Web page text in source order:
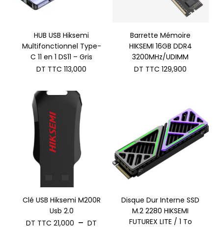
HUB USB Hiksemi
Multifonctionnel Type-
C 11 en 1 DS11 – Gris
DT TTC 113,000
Barrette Mémoire
HIKSEMI 16GB DDR4
3200MHz/UDIMM
DT TTC 129,900
Clé USB Hiksemi M200R
Usb 2.0
DT TTC 21,000 – DT
Disque Dur Interne SSD
M.2 2280 HIKSEMI
FUTUREX LITE / 1 To